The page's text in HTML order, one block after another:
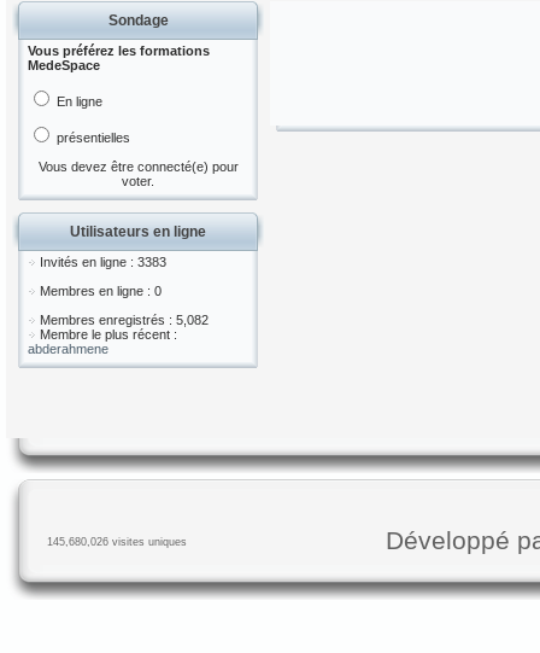
Sondage
Vous préférez les formations
MedeSpace
En ligne
présentielles
Vous devez être connecté(e) pour
voter.
Utilisateurs en ligne
Invités en ligne : 3383
Membres en ligne : 0
Membres enregistrés : 5,082
Membre le plus récent :
abderahmene
145,680,026 visites uniques Développé